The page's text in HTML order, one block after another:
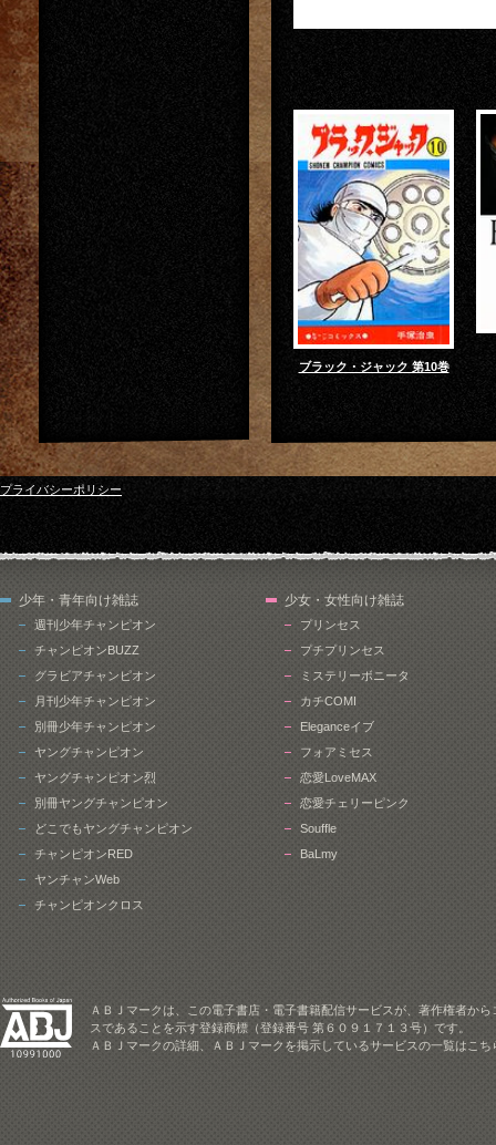
ブラック・ジャック 第10巻
プライバシーポリシー
少年・青年向け雑誌
週刊少年チャンピオン
チャンピオンBUZZ
グラビアチャンピオン
月刊少年チャンピオン
別冊少年チャンピオン
ヤングチャンピオン
ヤングチャンピオン烈
別冊ヤングチャンピオン
どこでもヤングチャンピオン
チャンピオンRED
ヤンチャンWeb
チャンピオンクロス
少女・女性向け雑誌
プリンセス
プチプリンセス
ミステリーボニータ
カチCOMI
Eleganceイブ
フォアミセス
恋愛LoveMAX
恋愛チェリーピンク
Souffle
BaLmy
ＡＢＪマークは、この電子書店・電子書籍配信サービスが、著作権者か
スであることを示す登録商標（登録番号 第６０９１７１３号）です。
ＡＢＪマークの詳細、ＡＢＪマークを掲示しているサービスの一覧はこ